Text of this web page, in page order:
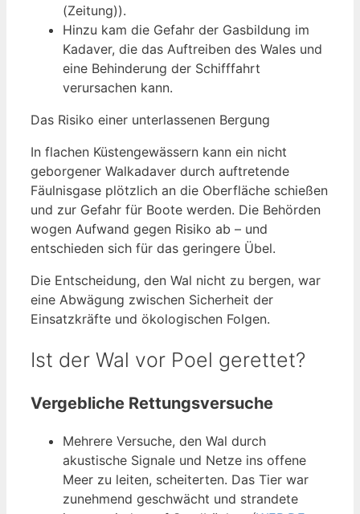
(Zeitung)).
Hinzu kam die Gefahr der Gasbildung im
Kadaver, die das Auftreiben des Wales und
eine Behinderung der Schifffahrt
verursachen kann.
Das Risiko einer unterlassenen Bergung
In flachen Küstengewässern kann ein nicht
geborgener Walkadaver durch auftretende
Fäulnisgase plötzlich an die Oberfläche schießen
und zur Gefahr für Boote werden. Die Behörden
wogen Aufwand gegen Risiko ab – und
entschieden sich für das geringere Übel.
Die Entscheidung, den Wal nicht zu bergen, war
eine Abwägung zwischen Sicherheit der
Einsatzkräfte und ökologischen Folgen.
Ist der Wal vor Poel gerettet?
Vergebliche Rettungsversuche
Mehrere Versuche, den Wal durch
akustische Signale und Netze ins offene
Meer zu leiten, scheiterten. Das Tier war
zunehmend geschwächt und strandete